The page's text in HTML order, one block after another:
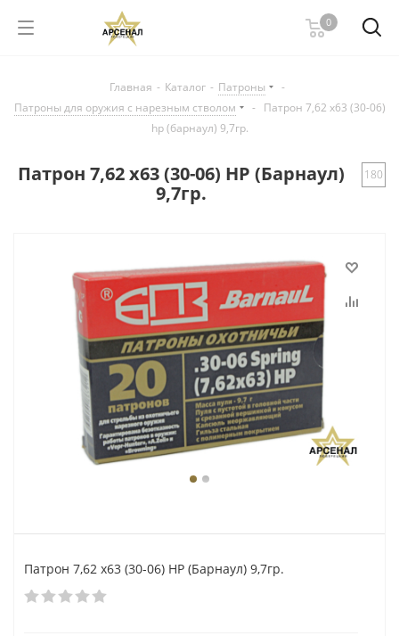
0
Главная - Каталог - Патроны
-
Патроны для оружия с нарезным стволом
-
Патрон 7,62 х63 (30-06)
hp (барнаул) 9,7гр.
Патрон 7,62 х63 (30-06) HP (Барнаул)
9,7гр.
180
Патрон 7,62 х63 (30-06) HP (Барнаул) 9,7гр.